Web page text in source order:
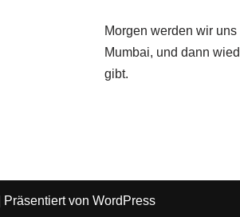
Morgen werden wir
Mumbai, und dann
gibt.
| Präsentiert von WordPress